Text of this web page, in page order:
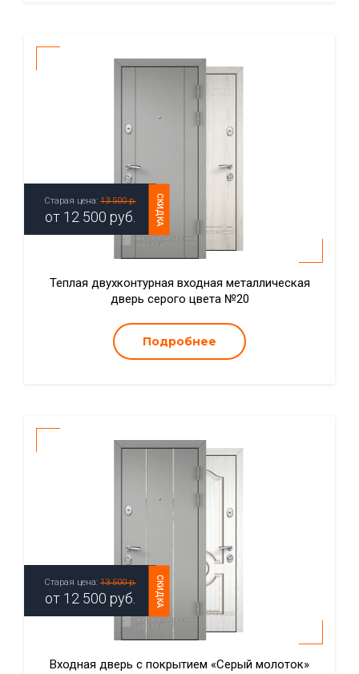
СКИДКА
Старая цена: 13 500 р.
от 12 500 руб.
Теплая двухконтурная входная металлическая
дверь серого цвета №20
Подробнее
СКИДКА
Старая цена: 13 500 р.
от 12 500 руб.
Входная дверь с покрытием «Серый молоток»